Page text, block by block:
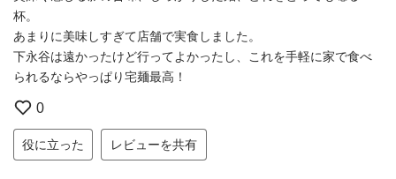
杯。
あまりに美味しすぎて店舗で実食しました。
下永谷は遠かったけど行ってよかったし、これを手軽に家で食べ
られるならやっぱり宅麺最高！
0
役に立った レビューを共有